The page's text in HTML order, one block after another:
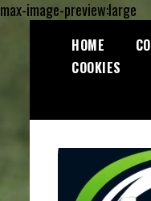
max-image-preview:large
HOME
COOKIES